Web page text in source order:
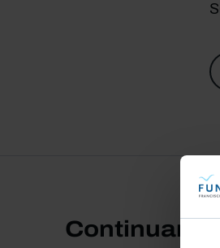
Continuar a